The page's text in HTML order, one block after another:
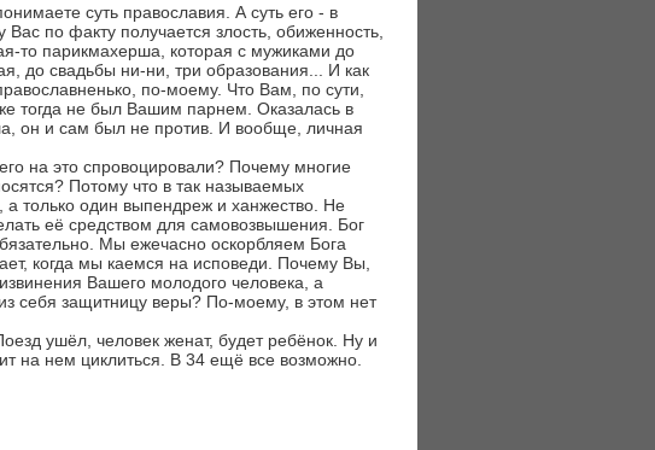
суть православия. А суть его - в
по факту получается злость, обиженность,
то парикмахерша, которая с мужиками до
до свадьбы ни-ни, три образования... И как
по-моему. Что Вам, по сути,
тогда не был Вашим парнем. Оказалась в
он и сам был не против. И вообще, личная
на это спровоцировали? Почему многие
Потому что в так называемых
а только один выпендреж и ханжество. Не
её средством для самовозвышения. Бог
Мы ежечасно оскорбляем Бога
когда мы каемся на исповеди. Почему Вы,
Вашего молодого человека, а
себя защитницу веры? По-моему, в этом нет
ушёл, человек женат, будет ребёнок. Ну и
на нем циклиться. В 34 ещё все возможно.